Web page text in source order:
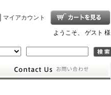
マイアカウント
ようこそ、 ゲスト 様